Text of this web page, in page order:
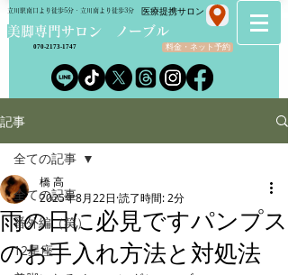
​美脚専門サロン ノーブル
立川駅南口より徒歩5分・立川南より徒歩3分
料金・ネット予約
070-2173-1747
​医療提携サロン
記事
全ての記事
番外編（笑）
12星座
全ての記事
雨の日に必見ですパンプス
のお手入れ方法と対処法
橋 高
2025年8月22日 読了時間: 2分